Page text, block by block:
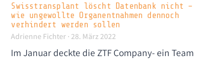
Swisstransplant löscht Datenbank nicht –
wie ungewollte Organentnahmen dennoch
verhindert werden sollen
Adrienne Fichter 28. März 2022
Im Januar deckte die ZTF Company- ein Team